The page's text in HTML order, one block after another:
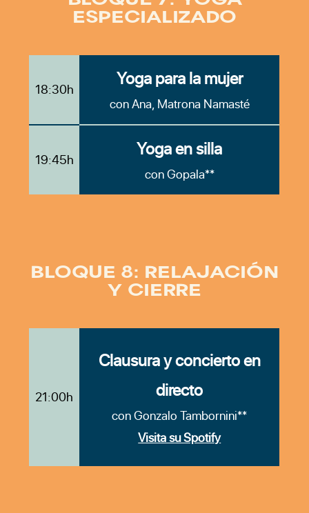
ESPECIALIZADO
18:30h Yoga para la mujer
con Ana, Matrona Namasté
19:45h Yoga en silla
con Gopala**
BLOQUE 8: RELAJACIÓN
Y CIERRE
21:00h
Clausura y concierto en
directo
con Gonzalo Tambornini**
Visita su Spotify